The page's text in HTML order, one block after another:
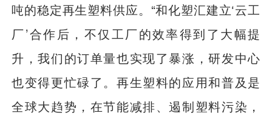
吨的稳定再生塑料供应。“和化塑汇建立‘云工
厂’合作后，不仅工厂的效率得到了大幅提
升，我们的订单量也实现了暴涨，研发中心
也变得更忙碌了。再生塑料的应用和普及是
全球大趋势，在节能减排、遏制塑料污染，